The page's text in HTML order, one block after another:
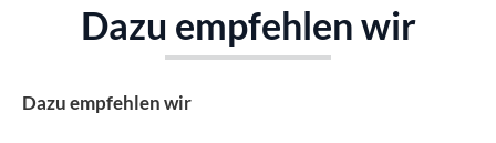
Dazu empfehlen wir
Produktgalerie überspringen
Dazu empfehlen wir